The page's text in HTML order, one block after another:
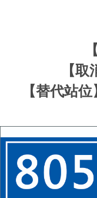
【
【替代站